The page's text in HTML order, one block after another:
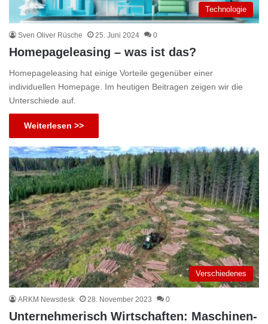
Technologie
Sven Oliver Rüsche 25. Juni 2024 0
Homepageleasing – was ist das?
Homepageleasing hat einige Vorteile gegenüber einer
individuellen Homepage. Im heutigen Beitragen zeigen wir die
Unterschiede auf.
Weiterlesen >>
Verschiedenes
ARKM Newsdesk 28. November 2023 0
Unternehmerisch Wirtschaften: Maschinen-